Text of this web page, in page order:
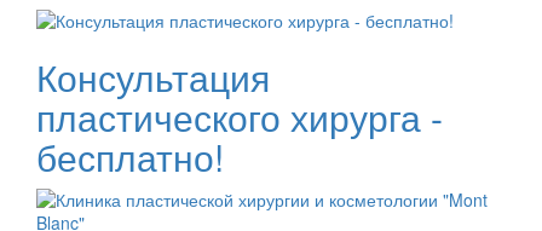
Консультация
пластического хирурга -
бесплатно!